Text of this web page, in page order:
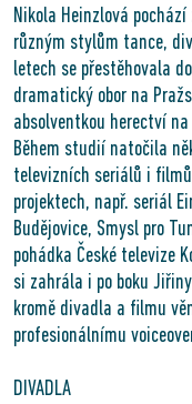
Nikola Heinzlová
různým stylům tance,
letech se přestěhovala
dramatický obor na
absolventkou herectví
Během studií natočila
televizních seriálů i
projektech, např. seriál
Budějovice, Smysl pro
pohádka České televize
si zahrála i po boku
kromě divadla a filmu
profesionálnímu
DIVADLA